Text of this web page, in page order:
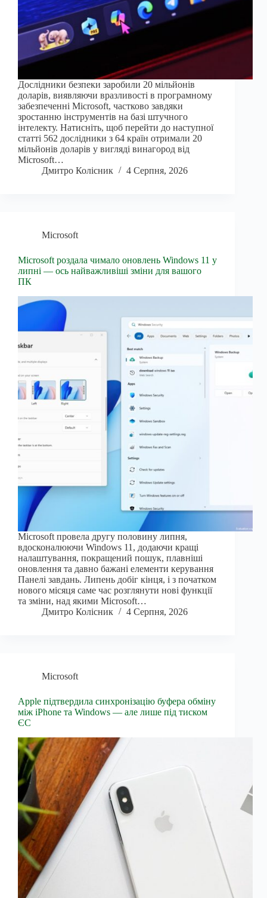
Дослідники безпеки заробили 20 мільйонів
доларів, виявляючи вразливості в програмному
забезпеченні Microsoft, частково завдяки
зростанню інструментів на базі штучного
інтелекту. Натисніть, щоб перейти до наступної
статті 562 дослідники з 64 країн отримали 20
мільйонів доларів у вигляді винагород від
Microsoft…
Дмитро Колісник
4 Серпня, 2026
Microsoft
Microsoft роздала чимало оновлень Windows 11 у
липні — ось найважливіші зміни для вашого
ПК
Microsoft провела другу половину липня,
вдосконалюючи Windows 11, додаючи кращі
налаштування, покращений пошук, плавніші
оновлення та давно бажані елементи керування
Панелі завдань. Липень добіг кінця, і з початком
нового місяця саме час розглянути нові функції
та зміни, над якими Microsoft…
Дмитро Колісник
4 Серпня, 2026
Microsoft
Apple підтвердила синхронізацію буфера обміну
між iPhone та Windows — але лише під тиском
ЄС